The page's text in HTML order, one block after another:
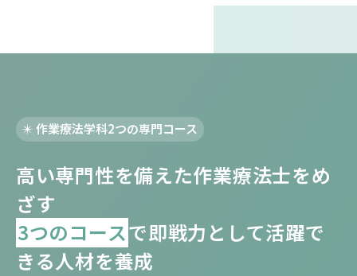
作業療法学科2つの専門コース
高い専門性を備えた作業療法士をめ
ざす
3つのコースで即戦力として活躍で
きる人材を養成